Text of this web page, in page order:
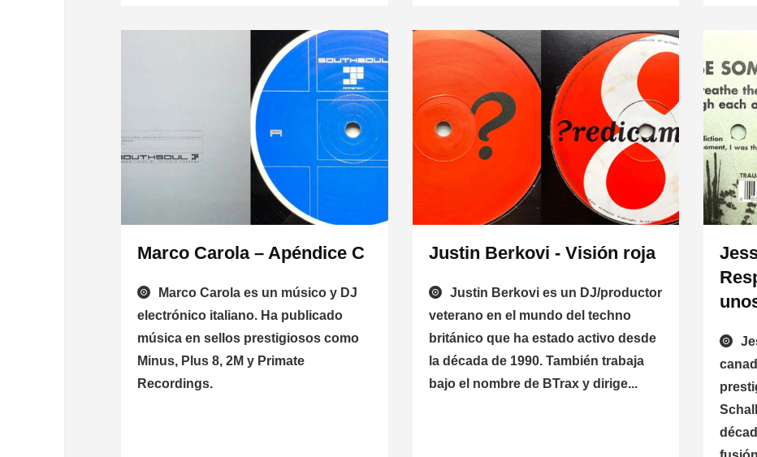
Marco Carola – Apéndice C
Marco Carola es un músico y DJ
electrónico italiano. Ha publicado
música en sellos prestigiosos como
Minus, Plus 8, 2M y Primate
Recordings.
Justin Berkovi - Visión roja
Justin Berkovi es un DJ/productor
veterano en el mundo del techno
británico que ha estado activo desde
la década de 1990. También trabaja
bajo el nombre de BTrax y dirige...